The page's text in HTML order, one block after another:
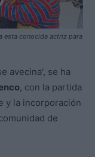
esta conocida actriz para
avecina', se ha
, con la partida
y la incorporación
de